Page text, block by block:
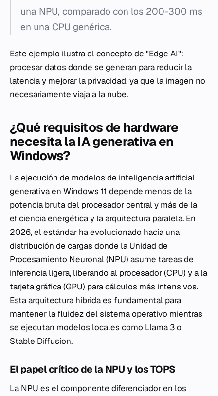
una NPU, comparado con los 200-300 ms
en una CPU genérica.
Este ejemplo ilustra el concepto de "Edge AI":
procesar datos donde se generan para reducir la
latencia y mejorar la privacidad, ya que la imagen no
necesariamente viaja a la nube.
¿Qué requisitos de hardware
necesita la IA generativa en
Windows?
La ejecución de modelos de inteligencia artificial
generativa en Windows 11 depende menos de la
potencia bruta del procesador central y más de la
eficiencia energética y la arquitectura paralela. En
2026, el estándar ha evolucionado hacia una
distribución de cargas donde la Unidad de
Procesamiento Neuronal (NPU) asume tareas de
inferencia ligera, liberando al procesador (CPU) y a la
tarjeta gráfica (GPU) para cálculos más intensivos.
Esta arquitectura híbrida es fundamental para
mantener la fluidez del sistema operativo mientras
se ejecutan modelos locales como Llama 3 o
Stable Diffusion.
El papel crítico de la NPU y los TOPS
La NPU es el componente diferenciador en los